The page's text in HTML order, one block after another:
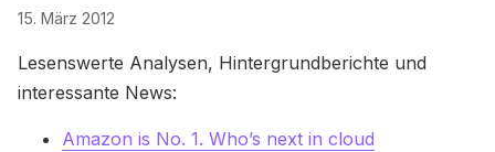
Bitte geben Sie mindestens 3 Zeichen ein
15. März 2012
Lesenswerte Analysen, Hintergrundberichte und
interessante News:
Amazon is No. 1. Who’s next in cloud